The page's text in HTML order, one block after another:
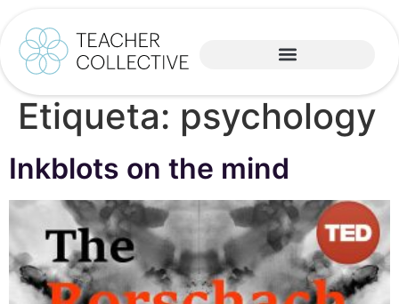
Etiqueta: psychology
Inkblots on the mind